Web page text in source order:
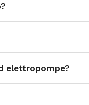
elettropompe?